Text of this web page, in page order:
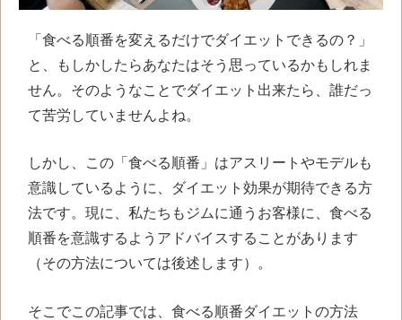
「食べる順番を変えるだけでダイエットできるの？」
と、もしかしたらあなたはそう思っているかもしれま
せん。そのようなことでダイエット出来たら、誰だっ
て苦労していませんよね。
しかし、この「食べる順番」はアスリートやモデルも
意識しているように、ダイエット効果が期待できる方
法です。現に、私たちもジムに通うお客様に、食べる
順番を意識するようアドバイスすることがあります
（その方法については後述します）。
そこでこの記事では、食べる順番ダイエットの方法